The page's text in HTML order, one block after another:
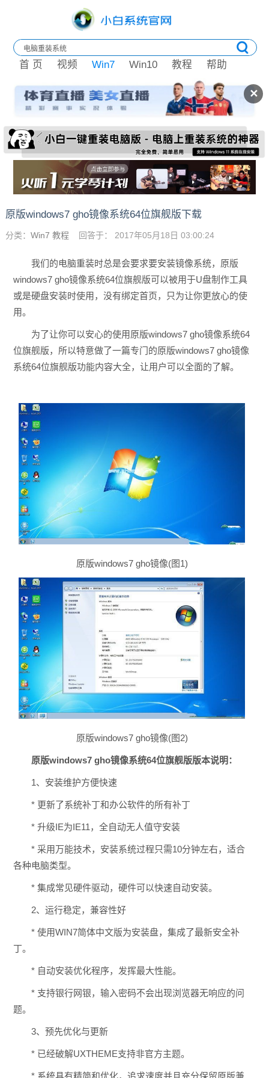
✕
首 页 视频 Win7 Win10 教程 帮助
原版windows7 gho镜像系统64位旗舰版下载
分类： Win7 教程 回答于： 2017年05月18日 03:00:24
我们的电脑重装时总是会要求要安装镜像系统，原版
windows7 gho镜像系统64位旗舰版可以被用于U盘制作工具
或是硬盘安装时使用，没有绑定首页，只为让你更放心的使
用。
为了让你可以安心的使用原版windows7 gho镜像系统64
位旗舰版，所以特意做了一篇专门的原版windows7 gho镜像
系统64位旗舰版功能内容大全，让用户可以全面的了解。
原版windows7 gho镜像(图1)
原版windows7 gho镜像(图2)
原版windows7 gho镜像系统64位旗舰版版本说明：
1、安装维护方便快速
* 更新了系统补丁和办公软件的所有补丁
* 升级IE为IE11，全自动无人值守安装
* 采用万能技术，安装系统过程只需10分钟左右，适合
各种电脑类型。
* 集成常见硬件驱动，硬件可以快速自动安装。
2、运行稳定，兼容性好
* 使用WIN7简体中文版为安装盘，集成了最新安全补
丁。
* 自动安装优化程序，发挥最大性能。
* 支持银行网银，输入密码不会出现浏览器无响应的问
题。
3、预先优化与更新
* 已经破解UXTHEME支持非官方主题。
* 系统具有精简和优化，追求速度并且充分保留原版兼